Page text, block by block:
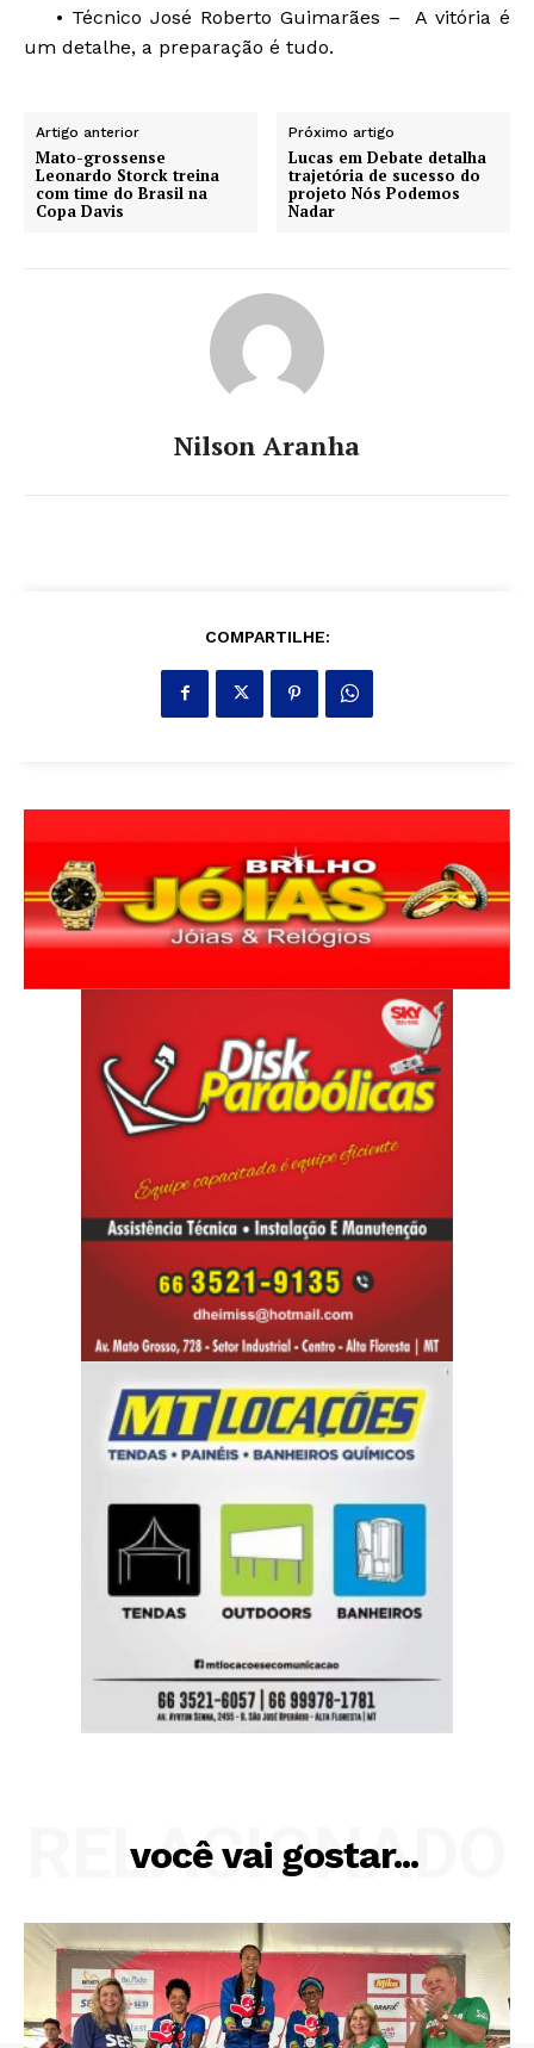
• Técnico José Roberto Guimarães – A vitória é
um detalhe, a preparação é tudo.
Artigo anterior
Mato-grossense
Leonardo Storck treina
com time do Brasil na
Copa Davis
Próximo artigo
Lucas em Debate detalha
trajetória de sucesso do
projeto Nós Podemos
Nadar
Nilson Aranha
COMPARTILHE:
você vai gostar...
RELACIONADO